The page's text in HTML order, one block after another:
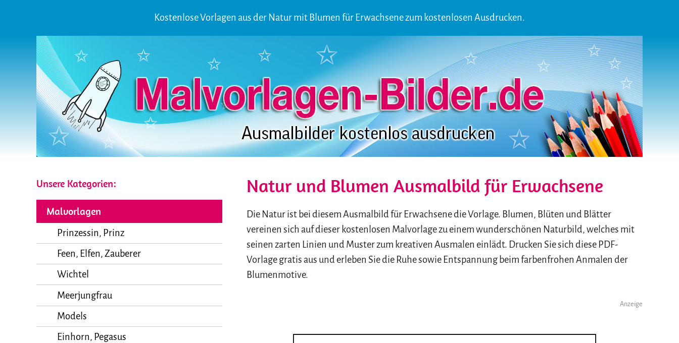
Kostenlose Vorlagen aus der Natur mit Blumen für Erwachsene zum kostenlosen Ausdrucken.
Unsere Kategorien:
Malvorlagen
Prinzessin, Prinz
Feen, Elfen, Zauberer
Wichtel
Meerjungfrau
Models
Einhorn, Pegasus
Natur und Blumen Ausmalbild für Erwachsene
Die Natur ist bei diesem Ausmalbild für Erwachsene die Vorlage. Blumen, Blüten und Blätter
vereinen sich auf dieser kostenlosen Malvorlage zu einem wunderschönen Naturbild, welches mit
seinen zarten Linien und Muster zum kreativen Ausmalen einlädt. Drucken Sie sich diese PDF-
Vorlage gratis aus und erleben Sie die Ruhe sowie Entspannung beim farbenfrohen Anmalen der
Blumenmotive.
Anzeige